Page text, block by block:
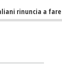
a fare figli